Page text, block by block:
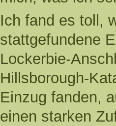
Ich fand es toll,
stattgefundene
Lockerbie-
Hillsborough-
Einzug fanden,
einen starken